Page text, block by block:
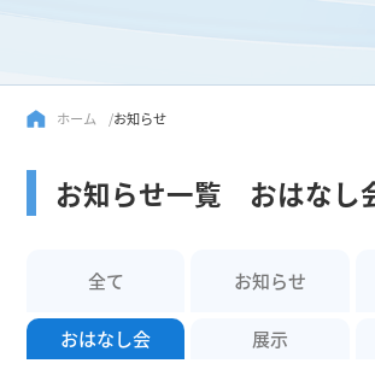
ホーム お知らせ
お知らせ一覧 おはなし
全て お知らせ
おはなし会
展示